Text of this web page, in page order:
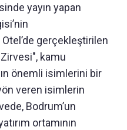
yayın yapan
gerçekleştirilen
kamu
önemli isimlerini bir
veren isimlerin
Bodrum’un
ortamının